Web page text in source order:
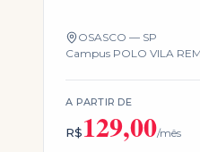
OSASCO — SP
Campus POLO VILA
A PARTIR DE
R$129,00/mês